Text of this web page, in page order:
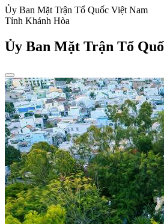
Ủy Ban Mặt Trận Tổ Quốc Việt Nam
Tỉnh Khánh Hòa
Ủy Ban Mặt Trận Tổ